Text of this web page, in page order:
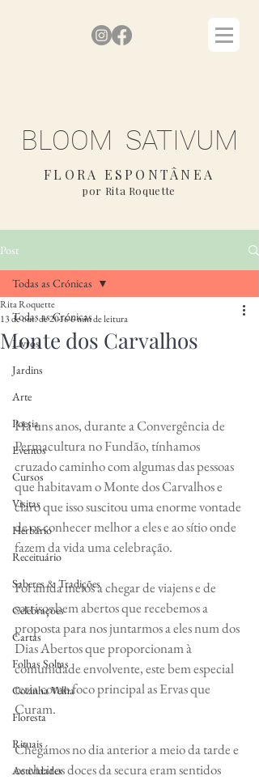
BLOOM SATIVUM
FLORA ESPONTÂNEA
por Rita Roquette
Post
Todas as Crónicas
Livros
Jardins
Arte
Poesia
Eventos
Cursos
Visitas
Herbário
Receituário
Saberes & Tradições
Celebrações
Cartas
Folhas Soltas
Cozinha Velha
Floresta
Rituais
Actividades
Todas as Crónicas
Monte dos Carvalhos
Rita Roquette
13 de out. de 20166 min de leitura
Há uns anos, durante a Convergência de
Permacultura no Fundão, tínhamos
cruzado caminho com algumas das pessoas
que habitavam o Monte dos Carvalhos e
claro que isso suscitou uma enorme vontade
de os conhecer melhor a eles e ao sítio onde
fazem da vida uma celebração.
Foi ainda meios a chegar de viajens e de
sorrisos bem abertos que recebemos a
proposta para nos juntarmos a eles num dos
Dias Abertos que proporcionam à
comunidade envolvente, este bem especial
teria como foco principal as Ervas que
Curam.
Chegámos no dia anterior a meio da tarde e
os cheiros doces da secura eram sentidos